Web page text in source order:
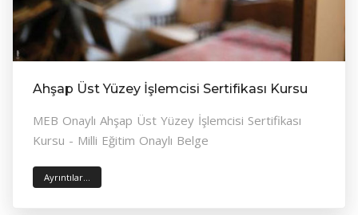
Ahşap Üst Yüzey İşlemcisi Sertifikası Kursu
MEB Onaylı Ahşap Üst Yüzey İşlemcisi Sertifikası
Kursu - Milli Eğitim Onaylı Belge
Ayrıntılar...